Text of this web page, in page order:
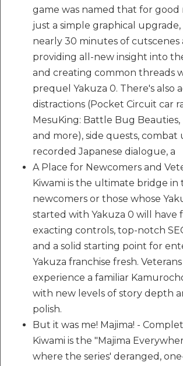
game was named that for good
just a simple graphical upgrade,
nearly 30 minutes of cutscenes
providing all-new insight into
and creating common threads
prequel Yakuza 0. There's also
distractions (Pocket Circuit car
MesuKing: Battle Bug Beauties,
and more), side quests, combat
recorded Japanese dialogue, a
A Place for Newcomers and
Kiwami is the ultimate bridge in
newcomers or those whose
started with Yakuza 0 will have
exacting controls, top-notch
and a solid starting point for
Yakuza franchise fresh. Veterans
experience a familiar
with new levels of story depth
polish.
But it was me! Majima! -
Kiwami is the "Majima
where the series' deranged,